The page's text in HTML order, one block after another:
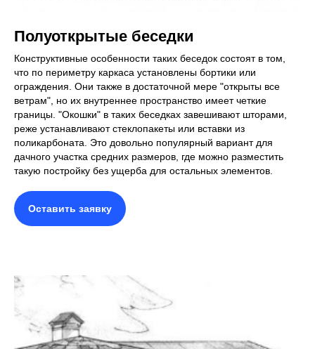
Полуоткрытые беседки
Конструктивные особенности таких беседок состоят в том,
что по периметру каркаса установлены бортики или
ограждения. Они также в достаточной мере "открыты все
ветрам", но их внутреннее пространство имеет четкие
границы. "Окошки" в таких беседках завешивают шторами,
реже устанавливают стеклопакеты или вставки из
поликарбоната. Это довольно популярный вариант для
дачного участка средних размеров, где можно разместить
такую постройку без ущерба для остальных элементов.
Оставить заявку